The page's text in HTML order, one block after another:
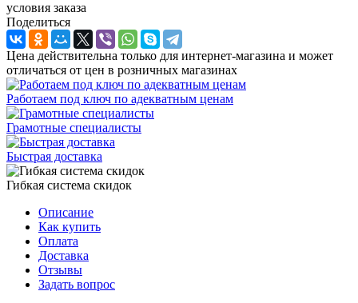
условия заказа
Поделиться
Цена действительна только для интернет-магазина и может
отличаться от цен в розничных магазинах
Работаем под ключ по адекватным ценам
Грамотные специалисты
Быстрая доставка
Гибкая система скидок
Описание
Как купить
Оплата
Доставка
Отзывы
Задать вопрос